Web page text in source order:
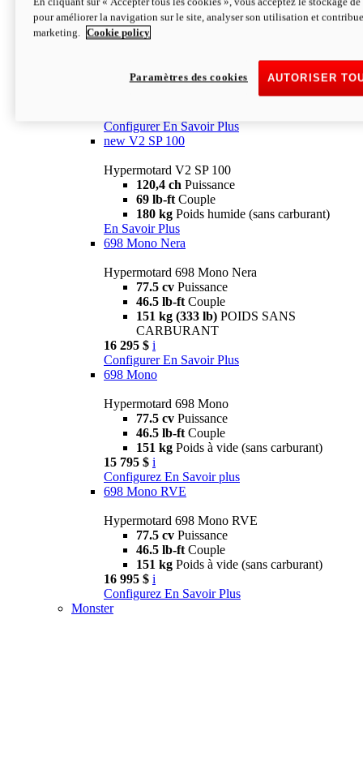
Configurer En Savoir Plus
newV2 SP
69 lb-ftCouple
Poids humide (sans carburant)
Configurer En Savoir Plus
new V2 SP 100
Hypermotard V2 SP 100
120,4 ch Puissance
69 lb-ft Couple
180 kg Poids humide (sans carburant)
En Savoir Plus
698 Mono Nera
Hypermotard 698 Mono Nera
77.5 cv Puissance
46.5 lb-ft Couple
151 kg (333 lb) POIDS SANS
CARBURANT
16 295 $ i
Configurer En Savoir Plus
698 Mono
Hypermotard 698 Mono
77.5 cv Puissance
46.5 lb-ft Couple
151 kg Poids à vide (sans carburant)
15 795 $ i
Configurez En Savoir plus
698 Mono RVE
Hypermotard 698 Mono RVE
77.5 cv Puissance
46.5 lb-ft Couple
151 kg Poids à vide (sans carburant)
16 995 $ i
Configurez En Savoir Plus
Monster
pour améliorer la navigation sur le site, analyser son utilisation et
marketing.
Cookie policy
AUTORISER
Paramètres des cookies